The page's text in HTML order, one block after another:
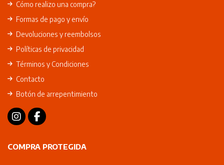
Cómo realizo una compra?
Formas de pago y envío
Devoluciones y reembolsos
Políticas de privacidad
Términos y Condiciones
Contacto
Botón de arrepentimiento
COMPRA PROTEGIDA